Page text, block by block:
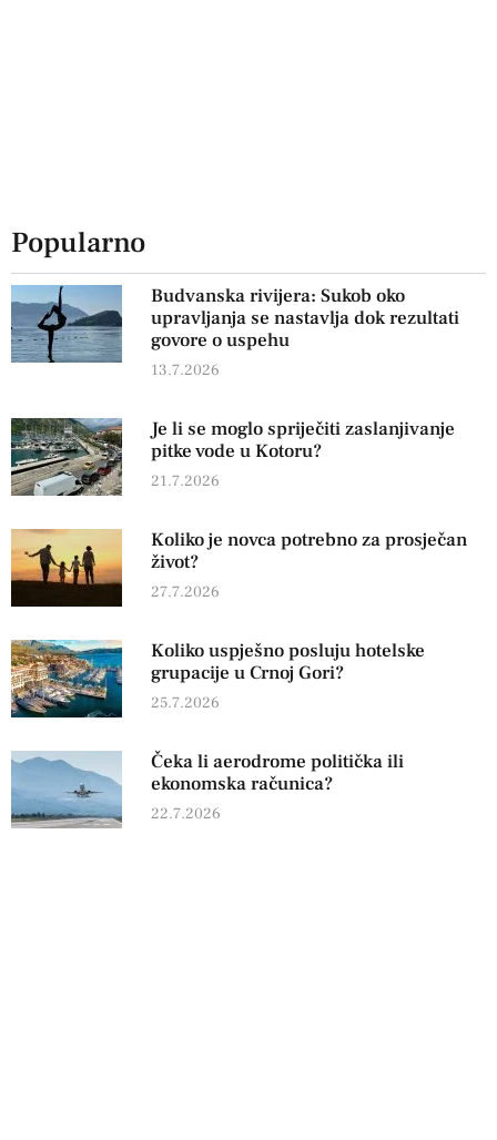
Popularno
Budvanska rivijera: Sukob oko
upravljanja se nastavlja dok rezultati
govore o uspehu
13.7.2026
Je li se moglo spriječiti zaslanjivanje
pitke vode u Kotoru?
21.7.2026
Koliko je novca potrebno za prosječan
život?
27.7.2026
Koliko uspješno posluju hotelske
grupacije u Crnoj Gori?
25.7.2026
Čeka li aerodrome politička ili
ekonomska računica?
22.7.2026